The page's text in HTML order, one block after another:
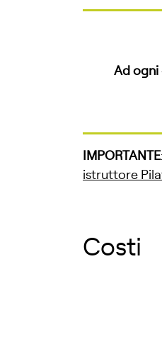
Ad ogni
IMPORTANTE
istruttore
Costi